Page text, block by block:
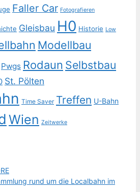
Faller Car Fotografieren
Gleisbau H0 Historie Low
Modellbau
Pwgs Rodaun Selbstbau
St. Pölten
Time Saver Treffen U-Bahn
Wien Zeitwerke
rund um die Localbahn im